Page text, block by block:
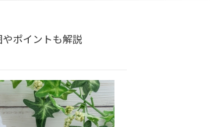
ポイントも解説